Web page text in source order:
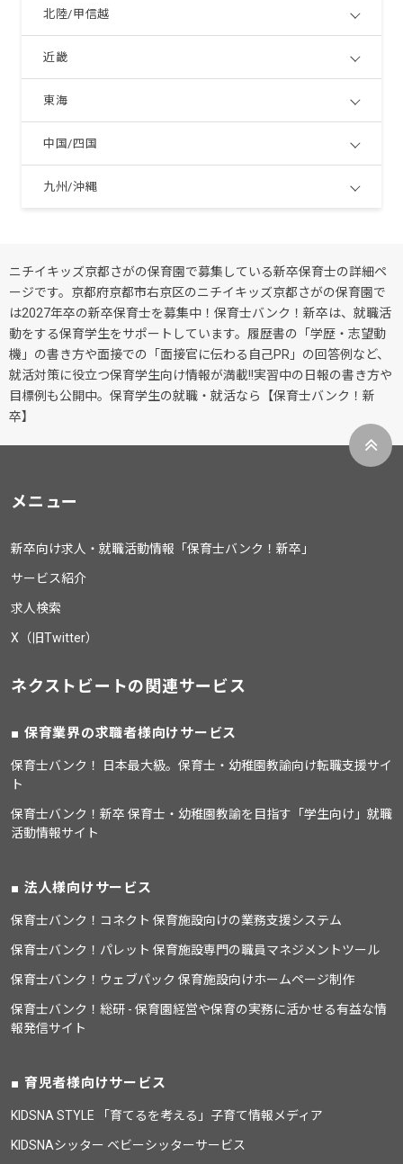
北陸/甲信越
近畿
東海
中国/四国
九州/沖縄
ニチイキッズ京都さがの保育園で募集している新卒保育士の詳細ペ
ージです。京都府京都市右京区のニチイキッズ京都さがの保育園で
は2027年卒の新卒保育士を募集中！保育士バンク！新卒は、就職活
動をする保育学生をサポートしています。履歴書の「学歴・志望動
機」の書き方や面接での「面接官に伝わる自己PR」の回答例など、
就活対策に役立つ保育学生向け情報が満載!!実習中の日報の書き方や
目標例も公開中。保育学生の就職・就活なら【保育士バンク！新
卒】
メニュー
新卒向け求人・就職活動情報「保育士バンク！新卒」
サービス紹介
求人検索
X（旧Twitter）
ネクストビートの関連サービス
保育業界の求職者様向けサービス
保育士バンク！ 日本最大級。保育士・幼稚園教諭向け転職支援サイ
ト
保育士バンク！新卒 保育士・幼稚園教諭を目指す「学生向け」就職
活動情報サイト
法人様向けサービス
保育士バンク！コネクト 保育施設向けの業務支援システム
保育士バンク！パレット 保育施設専門の職員マネジメントツール
保育士バンク！ウェブパック 保育施設向けホームページ制作
保育士バンク！総研 - 保育園経営や保育の実務に活かせる有益な情
報発信サイト
育児者様向けサービス
KIDSNA STYLE 「育てるを考える」子育て情報メディア
KIDSNAシッター ベビーシッターサービス